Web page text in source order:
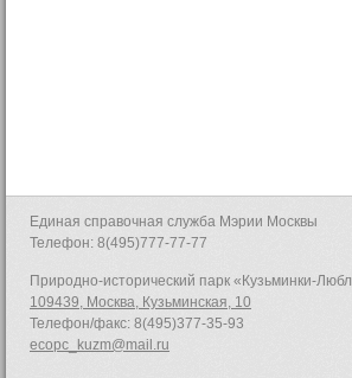
Единая справочная служба Мэрии Москвы
Телефон: 8(495)777-77-77
Природно-исторический парк «Кузьминки-
109439, Москва, Кузьминская, 10
Телефон/факс: 8(495)377-35-93
ecopc_kuzm@mail.ru